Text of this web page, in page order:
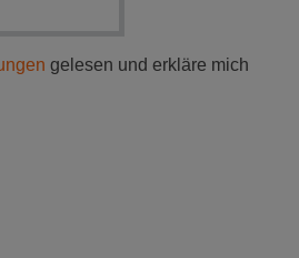
gelesen und erkläre mich